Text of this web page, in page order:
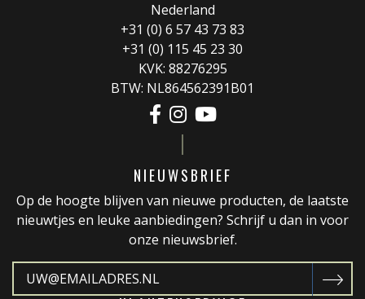
Nederland
+31 (0) 6 57 43 73 83
+31 (0) 115 45 23 30
KVK: 88276295
BTW: NL864562391B01
NIEUWSBRIEF
Op de hoogte blijven van nieuwe producten, de laatste
nieuwtjes en leuke aanbiedingen? Schrijf u dan in voor
onze nieuwsbrief.